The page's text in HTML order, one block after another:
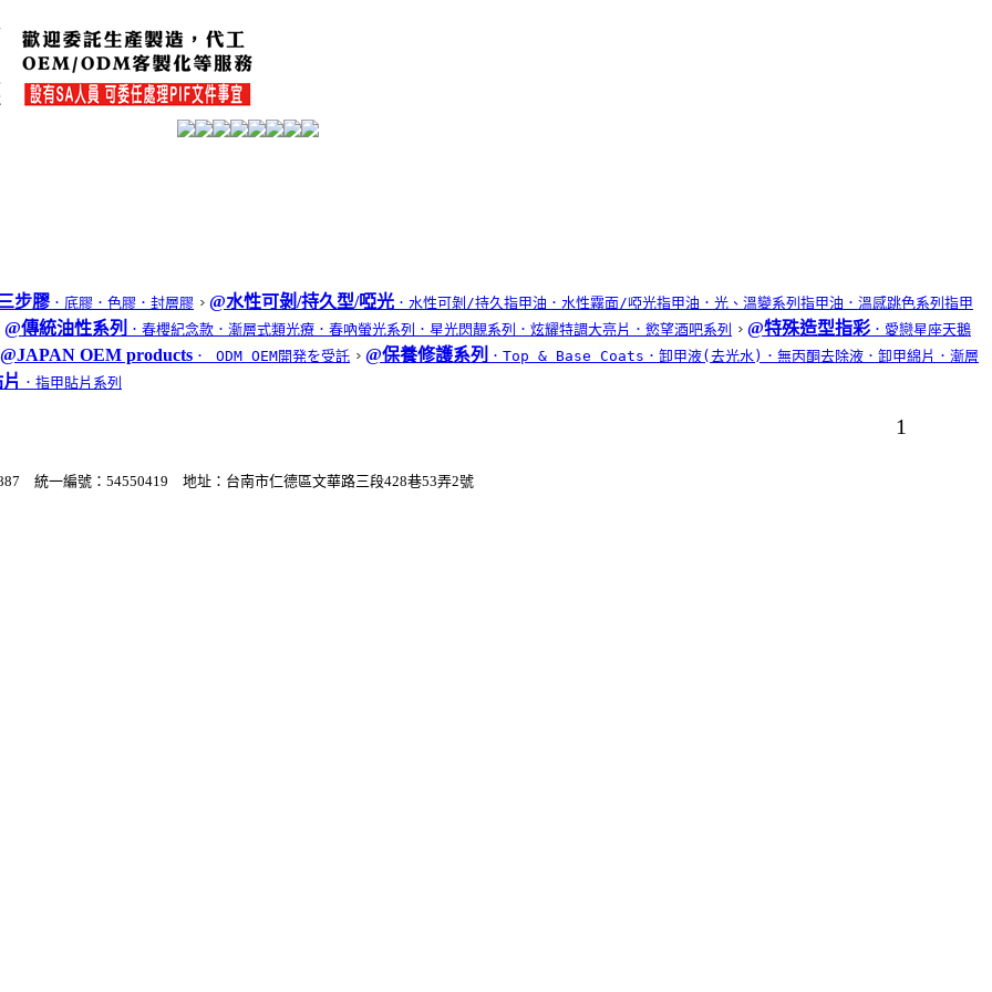
步膠 ．底膠 ．色膠 ．封層膠 @水性可剝/持久型/啞光 ．水性可剝/持久指甲油 ．水性霧面/啞光指甲油 ．光、溫變系列指甲油 ．溫感跳色系列指甲
@傳統油性系列 ．春櫻紀念款 ．漸層式類光療 ．春吶螢光系列 ．星光閃靚系列 ．炫耀特調大亮片 ．慾望酒吧系列 @特殊造型指彩 ．愛戀星座天鵝
@JAPAN OEM products ． ODM OEM開発を受託 @保養修護系列 ．Top & Base Coats ．卸甲液(去光水) ．無丙酮去除液 ．卸甲綿片 ．漸層
．指甲貼片系列
1
統一編號：54550419 地址：台南市仁德區文華路三段428巷53弄2號